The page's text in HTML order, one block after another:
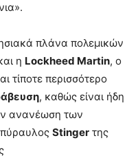
πλάνα πολεμικών
η Lockheed Martin, ο
τίποτε περισσότερο
, καθώς είναι ήδη
ανανέωση των
Stinger της